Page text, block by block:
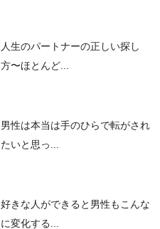
人生のパートナーの正しい探し
方〜ほとんど...
男性は本当は手のひらで転がされ
たいと思っ...
好きな人ができると男性もこんな
に変化する...